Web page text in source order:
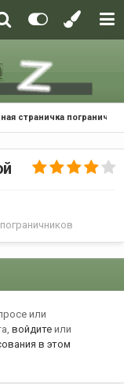
страничка
или
войдите или
в этом